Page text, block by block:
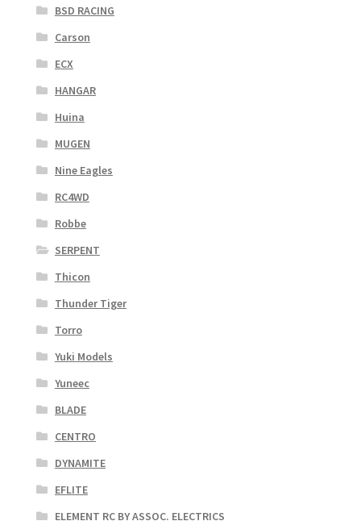
BSD RACING
Carson
ECX
HANGAR
Huina
MUGEN
Nine Eagles
RC4WD
Robbe
SERPENT
Thicon
Thunder Tiger
Torro
Yuki Models
Yuneec
BLADE
CENTRO
DYNAMITE
EFLITE
ELEMENT RC BY ASSOC. ELECTRICS